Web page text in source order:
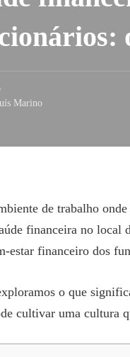
Marino
de trabalho
financeira no local
estar financeiro dos
o que
cultivar uma cultura